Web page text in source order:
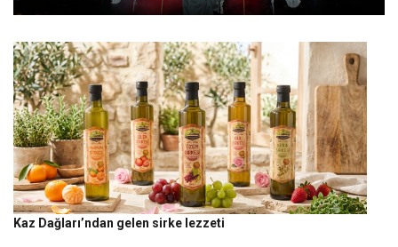
Kaz Dağları’ndan gelen sirke lezzeti